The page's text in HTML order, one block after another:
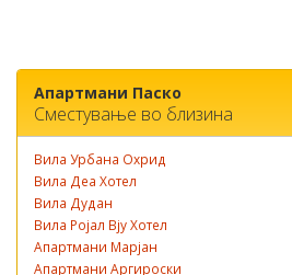
Апартмани Паско
Сместување во близина
Вила Урбана Охрид
Вила Деа Хотел
Вила Дудан
Вила Ројал Вју Хотел
Апартмани Марјан
Апартмани Аргироски